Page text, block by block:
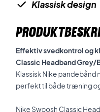
Klassisk design
Effektiv svedkontrol og
Classic Headband Grey/
Klassisk Nike
perfekt til både træning
Nike Swoosh Classic